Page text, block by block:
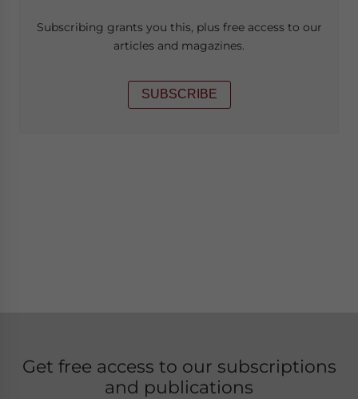
Subscribing grants you this, plus free access to our
articles and magazines.
SUBSCRIBE
Get free access to our subscriptions
and publications